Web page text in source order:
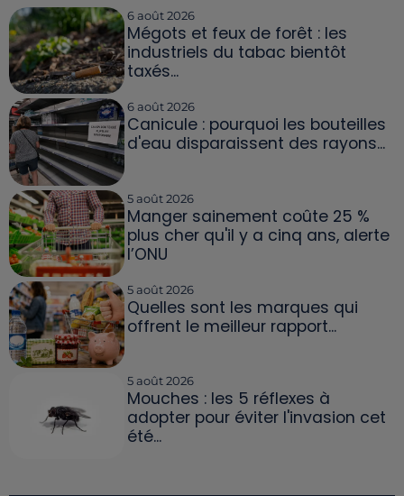
6 août 2026
Mégots et feux de forêt : les
industriels du tabac bientôt
taxés...
6 août 2026
Canicule : pourquoi les bouteilles
d'eau disparaissent des rayons...
5 août 2026
Manger sainement coûte 25 %
plus cher qu'il y a cinq ans, alerte
l’ONU
5 août 2026
Quelles sont les marques qui
offrent le meilleur rapport...
5 août 2026
Mouches : les 5 réflexes à
adopter pour éviter l'invasion cet
été...